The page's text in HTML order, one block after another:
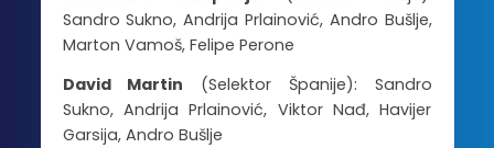
Sandro Sukno, Andrija Prlainović, Andro Bušlje,
Marton Vamoš, Felipe Perone
David Martin (Selektor Španije): Sandro
Sukno, Andrija Prlainović, Viktor Nađ, Havijer
Garsija, Andro Bušlje